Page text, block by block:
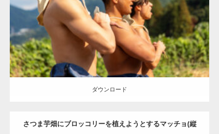
ョ) ONIKKY(デカいよ) 唐津 (佐賀)
ダウンロード
ダウンロード
さつま芋畑にブロッコリーを植えようとするマッチョ(縦